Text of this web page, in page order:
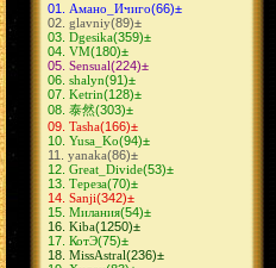
НеджиСаку(12)
ИтаСасу(12)
ДейИно(11)
МадаСаку
ГенмаИно(11)
СасуИно(10)
ХиданНии(10)
ИтаДей(10)
ГааХина(9)
СасоХина(9)
ЗецуДей(9)
ОбиРин(9)
ШиноКиба(8)
СасуТен(8)
КакаСаку(8)
КакуХидан(8)
КибаШино
СасуНеджи(8)
Амано_Ичиго(66)±
glavniy(89)±
Dgesika(359)±
VM(180)±
Sensual(224)±
shalyn(91)±
Ketrin(128)±
泰然(303)±
Tasha(166)±
Yusa_Ko(94)±
yanaka(86)±
Great_Divide(53)±
Тереза(70)±
Sanji(342)±
Милания(54)±
Kiba(1250)±
КотЭ(75)±
MissAstral(236)±